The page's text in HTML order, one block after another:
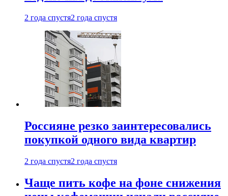
2 года спустя2 года спустя
Россияне резко заинтересовались
покупкой одного вида квартир
2 года спустя2 года спустя
Чаще пить кофе на фоне снижения